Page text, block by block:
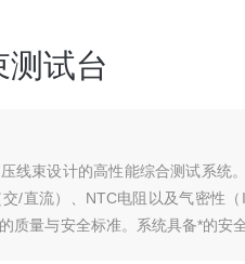
测试台
线束设计的高性能综合测试系统
/直流）、NTC电阻以及气密性（
质量与安全标准。系统具备*的安